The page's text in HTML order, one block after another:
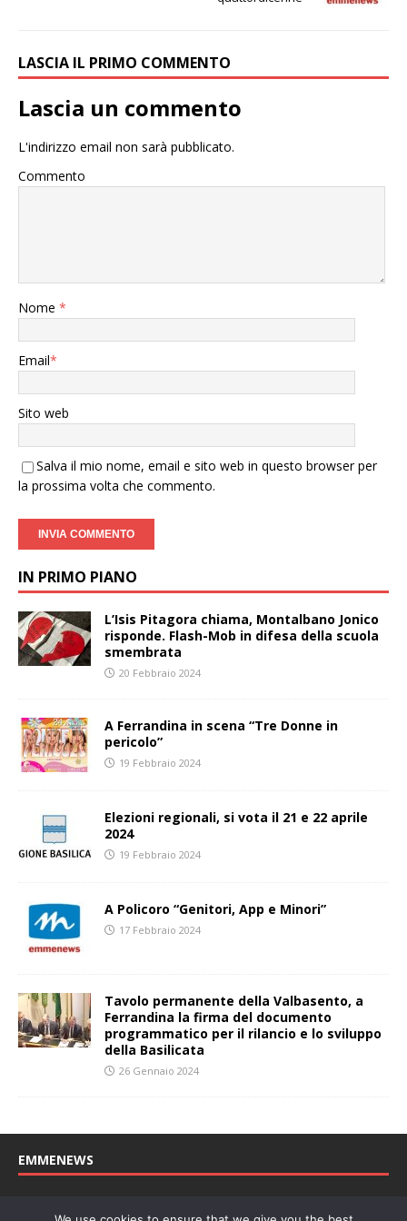
LASCIA IL PRIMO COMMENTO
Lascia un commento
L'indirizzo email non sarà pubblicato.
Commento
Nome *
Email*
Sito web
Salva il mio nome, email e sito web in questo browser per
la prossima volta che commento.
IN PRIMO PIANO
L’Isis Pitagora chiama, Montalbano Jonico
risponde. Flash-Mob in difesa della scuola
smembrata
20 Febbraio 2024
A Ferrandina in scena “Tre Donne in
pericolo”
19 Febbraio 2024
Elezioni regionali, si vota il 21 e 22 aprile
2024
19 Febbraio 2024
A Policoro “Genitori, App e Minori”
17 Febbraio 2024
Tavolo permanente della Valbasento, a
Ferrandina la firma del documento
programmatico per il rilancio e lo sviluppo
della Basilicata
26 Gennaio 2024
EMMENEWS